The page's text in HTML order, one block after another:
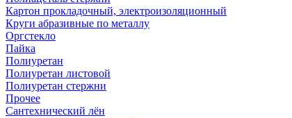
Картон прокладочный, электроизоляционный
Круги абразивные по металлу
Оргстекло
Пайка
Полиуретан
Полиуретан листовой
Полиуретан стержни
Прочее
Сантехнический лён